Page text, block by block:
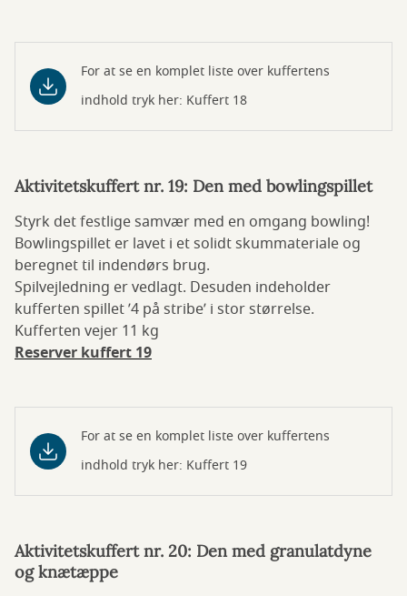
For at se en komplet liste over kuffertens
indhold tryk her: Kuffert 18
Aktivitetskuffert nr. 19: Den med bowlingspillet
Styrk det festlige samvær med en omgang bowling!
Bowlingspillet er lavet i et solidt skummateriale og
beregnet til indendørs brug.
Spilvejledning er vedlagt. Desuden indeholder
kufferten spillet ’4 på stribe’ i stor størrelse.
Kufferten vejer 11 kg
Reserver kuffert 19
For at se en komplet liste over kuffertens
indhold tryk her: Kuffert 19
Aktivitetskuffert nr. 20: Den med granulatdyne
og knætæppe